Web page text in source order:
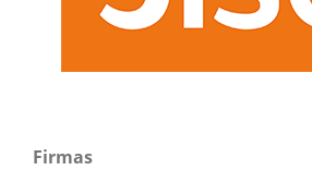
Firmas